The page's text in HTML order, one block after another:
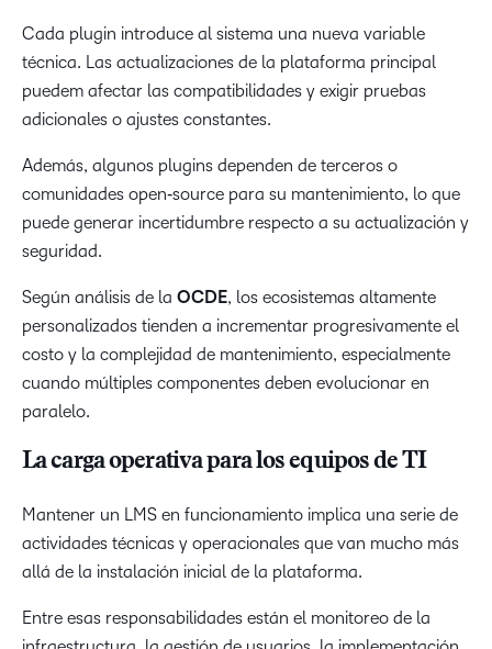
Cada plugin introduce al sistema una nueva variable
técnica. Las actualizaciones de la plataforma principal
puedem afectar las compatibilidades y exigir pruebas
adicionales o ajustes constantes.
Además, algunos plugins dependen de terceros o
comunidades open‑source para su mantenimiento, lo que
puede generar incertidumbre respecto a su actualización y
seguridad.
Según análisis de la OCDE, los ecosistemas altamente
personalizados tienden a incrementar progresivamente el
costo y la complejidad de mantenimiento, especialmente
cuando múltiples componentes deben evolucionar en
paralelo.
La carga operativa para los equipos de TI
Mantener un LMS en funcionamiento implica una serie de
actividades técnicas y operacionales que van mucho más
allá de la instalación inicial de la plataforma.
Entre esas responsabilidades están el monitoreo de la